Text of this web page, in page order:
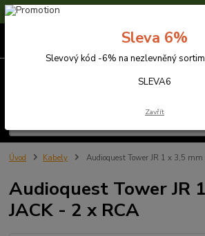
Sleva 6% na nezlevněné zboží s
Úvod Kabely Audioquest Tower JR 1 x 3,5
Audioquest Tower JR
JACK - 2 x RCA
Sleva 6%
Slevový kód -6% na nezlevněný
SLEVA6
Zavřít